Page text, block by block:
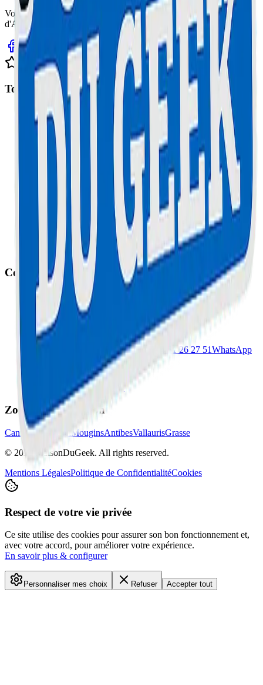
Votre expert en réparation informatique et électronique sur la Côte
d'Azur. Service rapide, fiable et garanti.
Avis clients sur Google
Top Interventions
Réparation Trottinette à Cannes
Réparation iPhone à Cannes
Réparation Samsung à Cannes
Réparation MacBook à Cannes
Réparation Console à Cannes
Réparation Smartphone au Cannet
Réparation Ordinateur à Cannes
Réparation Tablette à Cannes
Réparation Trottinette au Cannet
Contact
Cannes: 67 Boulevard Carnot, 06400
Le Cannet
: 78 Bd Paul Doumer, 06110
Le Cannet 04 51 26 27 51WhatsApp
contact@maisondugeek.fr
Zones d'Intervention
CannesLe CannetMouginsAntibesVallaurisGrasse
© 2026
MaisonDuGeek. All rights reserved.
Mentions LégalesPolitique de ConfidentialitéCookies
Respect de votre vie privée
Ce site utilise des cookies pour assurer son bon fonctionnement et,
avec votre accord, pour améliorer votre expérience.
En savoir plus & configurer
Personnaliser mes choix Refuser Accepter tout